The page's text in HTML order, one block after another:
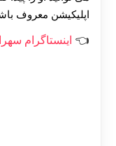
اپلیکیشن معروف
اینستاگرام